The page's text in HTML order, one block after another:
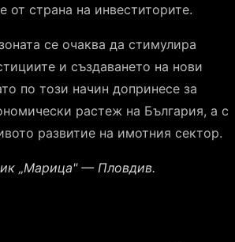
от страна на инвеститорите.
се очаква да стимулира
и създаването на нови
по този начин допринесе за
растеж на България, а с
развитие на имотния сектор.
„Марица" — Пловдив.